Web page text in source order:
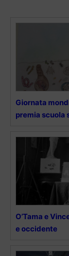
Giornata
premia scuola
O’Tama e
e occidente